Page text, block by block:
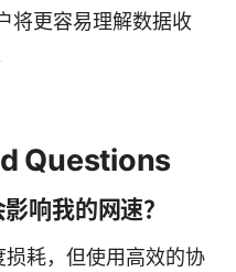
将更容易理解数据收
Questions
响我的网速？
耗，但使用高效的协